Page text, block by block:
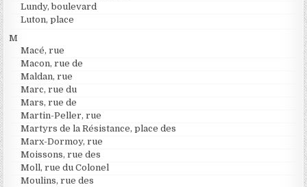
Lundy, boulevard
Luton, place
M
Macé, rue
Macon, rue de
Maldan, rue
Marc, rue du
Mars, rue de
Martin-Peller, rue
Martyrs de la Résistance, place des
Marx-Dormoy, rue
Moissons, rue des
Moll, rue du Colonel
Moulins, rue des